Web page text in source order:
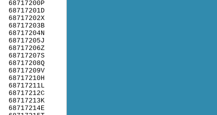
68717200P
68717201D
68717202X
68717203B
68717204N
68717205J
68717206Z
68717207S
68717208Q
68717209V
68717210H
68717211L
68717212C
68717213K
68717214E